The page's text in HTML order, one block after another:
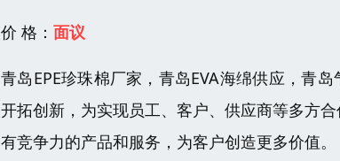
价 格： 面议
青岛EPE珍珠棉厂家，青岛EVA海绵供应，青
开拓创新，为实现员工、客户、供应商等多方
有竞争力的产品和服务，为客户创造更多价值。